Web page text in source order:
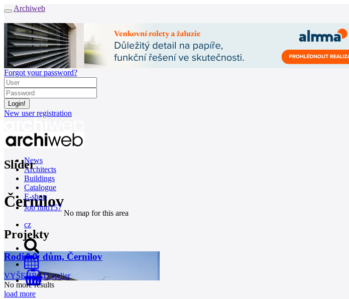
Archiweb
Forgot your password?
New user registration
News
Architects
Buildings
Catalogue
E-shop
Job find157
cz
0
Slider
Černilov
No map for this area
Projekty
Rodinný dům, Černilov
VYŠEHRAD atelier
No more results
load more